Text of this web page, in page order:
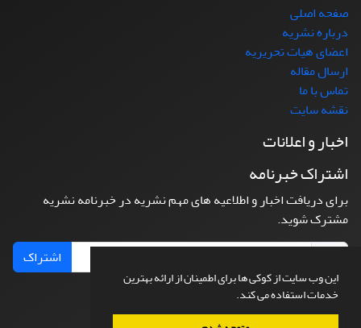
این وب سایت از کوکی ها برای اطمینان از ارائه بهترین
خدمات استفاده می کند.
صفحه اصلی
درباره نشریه
اعضای هیات تحریریه
ارسال مقاله
تماس با ما
نقشه سایت
اخبار و اعلانات
اشتراک خبرنامه
برای دریافت اخبار و اطلاعیه های مهم نشریه در خبرنامه نشریه
مشترک شوید.
اشتراک